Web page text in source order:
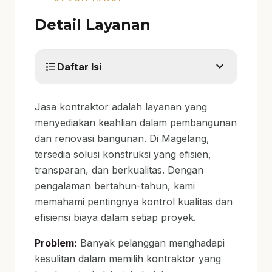
Detail Layanan
format_list_bulleted Daftar Isi expand_more
Jasa kontraktor adalah layanan yang
menyediakan keahlian dalam pembangunan
dan renovasi bangunan. Di Magelang,
tersedia solusi konstruksi yang efisien,
transparan, dan berkualitas. Dengan
pengalaman bertahun-tahun, kami
memahami pentingnya kontrol kualitas dan
efisiensi biaya dalam setiap proyek.
Problem: Banyak pelanggan menghadapi
kesulitan dalam memilih kontraktor yang